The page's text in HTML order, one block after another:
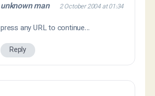
unknown man 2 October 2004 at 01:34
press any URL to continue…
Reply